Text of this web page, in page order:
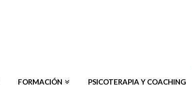
FORMACIÓN PSICOTERAPIA Y COACHING